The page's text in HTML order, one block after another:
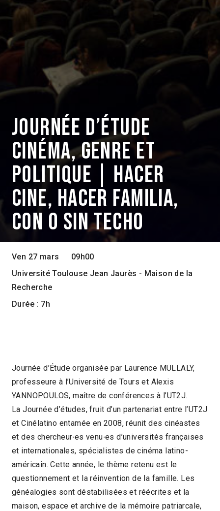
JOURNÉE D’ÉTUDE
CINÉMA, GENRE ET
POLITIQUE | HACER
CINE, HACER FAMILIA,
CON O SIN TECHO
Ven 27 mars
09h00
Université Toulouse Jean Jaurès - Maison de la
Recherche
Durée : 7h
Journée d’Étude organisée par Laurence MULLALY,
professeure à l’Université de Tours et Alexis
YANNOPOULOS, maître de conférences à l’UT2J.
La Journée d’études, fruit d’un partenariat entre l’UT2J
et Cinélatino entamée en 2008, réunit des cinéastes
et des chercheur∙es venu∙es d’universités françaises
et internationales, spécialistes de cinéma latino-
américain. Cette année, le thème retenu est le
questionnement et la réinvention de la famille. Les
généalogies sont déstabilisées et réécrites et la
maison, espace et archive de la mémoire patriarcale,